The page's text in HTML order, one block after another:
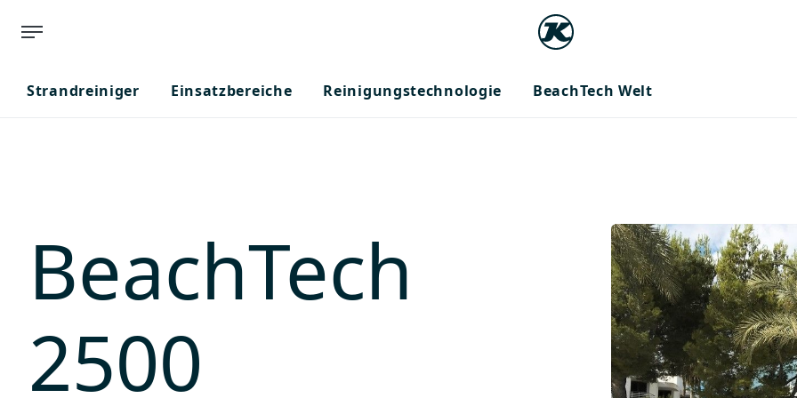
Strandreiniger Einsatzbereiche Reinigungstechnologie BeachTech Welt
BeachTech
2500